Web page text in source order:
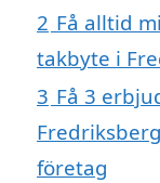
2 Få alltid
takbyte i
3 Få 3
företag